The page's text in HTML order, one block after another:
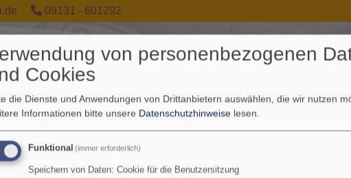
09131 - 601292
Magdalena - Tennenlohe
in Tennenlohe und im World Wide Web
von personenbezogenen
Cookies
die Dienste und Anwendungen von Drittanbietern auswählen, die wir nutzen
Informationen bitte unsere Datenschutzhinweise lesen.
Funktional (immer erforderlich)
Speichern von Daten: Cookie für die Benutzersitzung